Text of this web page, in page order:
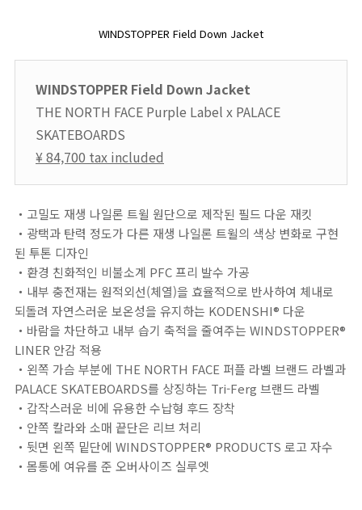
WINDSTOPPER Field Down Jacket
WINDSTOPPER Field Down Jacket
THE NORTH FACE Purple Label x PALACE
SKATEBOARDS
¥ 84,700 tax included
・고밀도 재생 나일론 트윌 원단으로 제작된 필드 다운 재킷
・광택과 탄력 정도가 다른 재생 나일론 트윌의 색상 변화로 구현
된 투톤 디자인
・환경 친화적인 비불소계 PFC 프리 발수 가공
・내부 충전재는 원적외선(체열)을 효율적으로 반사하여 체내로
되돌려 자연스러운 보온성을 유지하는 KODENSHI® 다운
・바람을 차단하고 내부 습기 축적을 줄여주는 WINDSTOPPER®
LINER 안감 적용
・왼쪽 가슴 부분에 THE NORTH FACE 퍼플 라벨 브랜드 라벨과
PALACE SKATEBOARDS를 상징하는 Tri-Ferg 브랜드 라벨
・갑작스러운 비에 유용한 수납형 후드 장착
・안쪽 칼라와 소매 끝단은 리브 처리
・뒷면 왼쪽 밑단에 WINDSTOPPER® PRODUCTS 로고 자수
・몸통에 여유를 준 오버사이즈 실루엣